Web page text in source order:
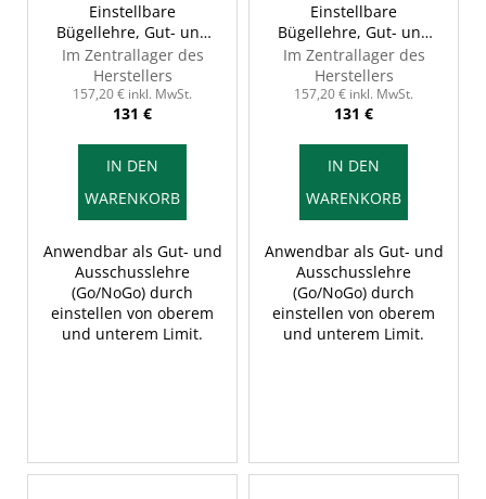
Einstellbare
Bügellehre, Gut- und
Ausschusseite, 51-57
mm, INSIZE 2187-57
Im Zentrallager des
Herstellers
157,20 € inkl. MwSt.
131 €
IN DEN
WARENKORB
Anwendbar als Gut- und
Ausschusslehre
(Go/NoGo) durch
einstellen von oberem
und unterem Limit.
Einstellbare
Bügellehre, Gut- und
Ausschusseite, 57-63
mm, INSIZE 2187-63
Im Zentrallager des
Herstellers
157,20 € inkl. MwSt.
131 €
IN DEN
WARENKORB
Anwendbar als Gut- und
Ausschusslehre
(Go/NoGo) durch
einstellen von oberem
und unterem Limit.